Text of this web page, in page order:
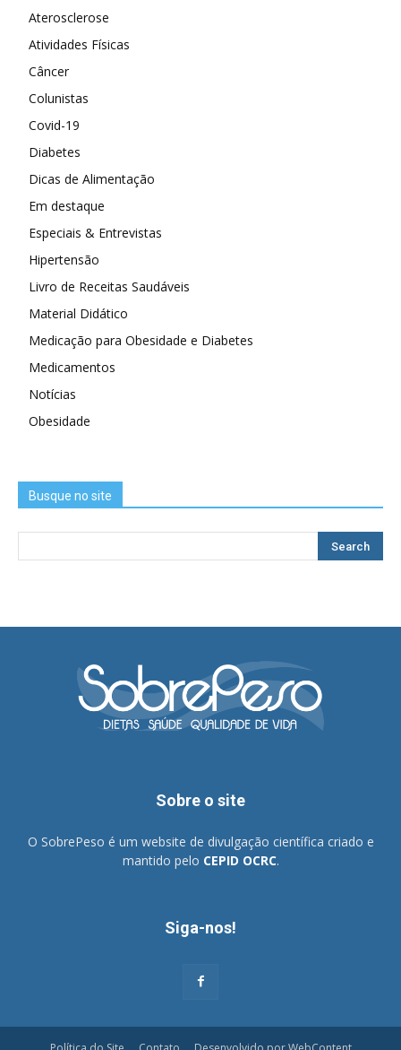
Aterosclerose
Atividades Físicas
Câncer
Colunistas
Covid-19
Diabetes
Dicas de Alimentação
Em destaque
Especiais & Entrevistas
Hipertensão
Livro de Receitas Saudáveis
Material Didático
Medicação para Obesidade e Diabetes
Medicamentos
Notícias
Obesidade
Busque no site
Sobre o site
O SobrePeso é um website de divulgação científica criado e
mantido pelo CEPID OCRC.
Siga-nos!